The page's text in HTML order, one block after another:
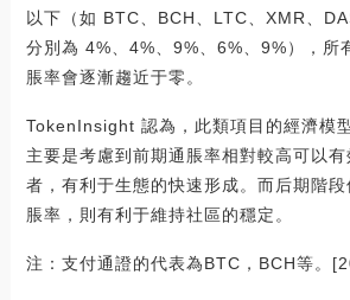
以下（如 BTC、BCH、LTC、XMR、
分別為 4%、4%、9%、6%、9%），所
脹率會逐漸趨近于零。
TokenInsight 認為，此類項目的經濟模
主要是考慮到前期通脹率相對較高可以
者，有利于生態的快速形成。而后期階
脹率，則有利于維持社區的穩定。
注：支付通證的代表為BTC，BCH等。